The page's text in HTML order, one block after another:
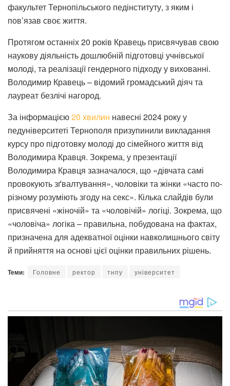
факультет Тернопільського педінституту, з яким і
пов’язав своє життя.
Протягом останніх 20 років Кравець присвячував свою
наукову діяльність дошлюбній підготовці учнівської
молоді, та реалізації гендерного підходу у вихованні.
Володимир Кравець – відомий громадський діяч та
лауреат безлічі нагород.
За інформацією20 хвилин навесні 2024 року у
педуніверситеті Тернополя призупинили викладання
курсу про підготовку молоді до сімейного життя від
Володимира Кравця. Зокрема, у презентації
Володимира Кравця зазначалося, що «дівчата самі
провокують зґвалтування», чоловіки та жінки «часто по-
різному розуміють згоду на секс». Кілька слайдів були
присвячені «жіночій» та «чоловічій» логіці. Зокрема, що
«чоловіча» логіка – правильна, побудована на фактах,
призначена для адекватної оцінки навколишнього світу
й прийняття на основі цієї оцінки правильних рішень.
Теми: Головне ректор тнпу університет